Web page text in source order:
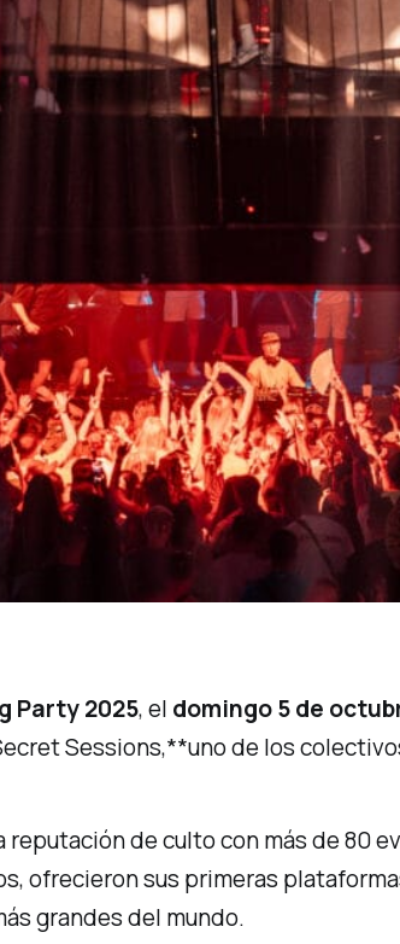
Party 2025, el domingo 5 de
Sessions,**uno de los
de culto con más de 80
ofrecieron sus primeras
grandes del mundo.